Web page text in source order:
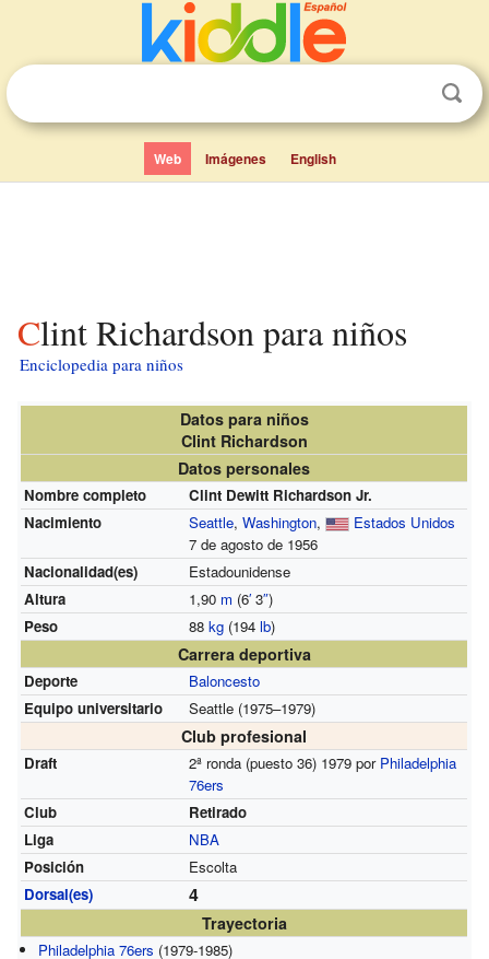
Web Imágenes English
Clint Richardson para niños
Enciclopedia para niños
Datos para niños
Clint Richardson
Datos personales
Nombre completo
Clint Dewitt Richardson Jr.
Nacimiento
Seattle, Washington,
Estados Unidos
7 de agosto de 1956
Nacionalidad(es)
Estadounidense
Altura
1,90 m (6′3″)
Peso
88 kg(194 lb)
Carrera deportiva
Deporte
Baloncesto
Equipo universitario
Seattle (1975–1979)
Club profesional
Draft 2ª ronda (puesto 36) 1979 por Philadelphia
76ers
Club
Retirado
Liga
NBA
Posición
Escolta
Dorsal(es)
4
Trayectoria
Philadelphia 76ers (1979-1985)